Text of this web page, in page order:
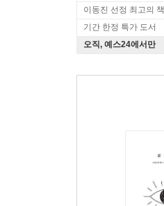
이동진 선정 최고의 책
기간 한정 특가 도서
오직, 예스24에서만